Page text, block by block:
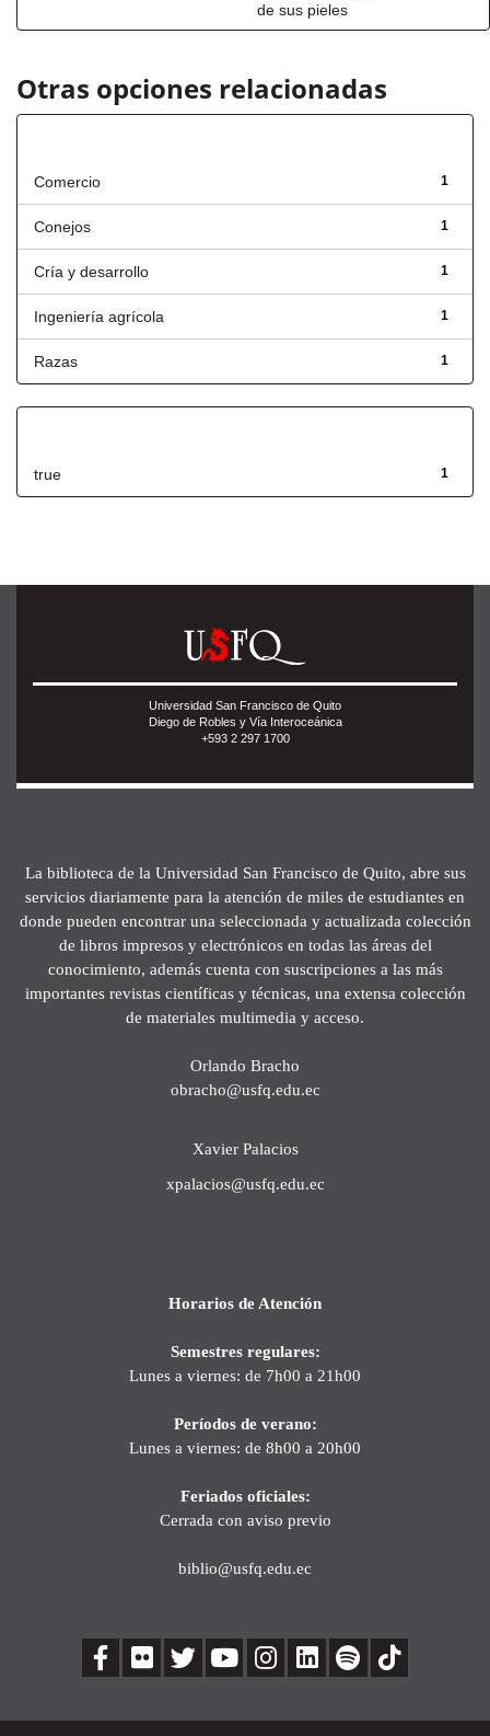
de sus pieles
Otras opciones relacionadas
1
Comercio
1
Conejos
1
Cría y desarrollo
1
Ingeniería agrícola
1
Razas
1
true
Universidad San Francisco de Quito
Diego de Robles y Vía Interoceánica
+593 2 297 1700
La biblioteca de la Universidad San Francisco de Quito, abre sus
servicios diariamente para la atención de miles de estudiantes en
donde pueden encontrar una seleccionada y actualizada colección
de libros impresos y electrónicos en todas las áreas del
conocimiento, además cuenta con suscripciones a las más
importantes revistas científicas y técnicas, una extensa colección
de materiales multimedia y acceso.
Orlando Bracho
obracho@usfq.edu.ec
Xavier Palacios
xpalacios@usfq.edu.ec
Horarios de Atención
Semestres regulares:
Lunes a viernes: de 7h00 a 21h00
Períodos de verano:
Lunes a viernes: de 8h00 a 20h00
Feriados oficiales:
Cerrada con aviso previo
biblio@usfq.edu.ec